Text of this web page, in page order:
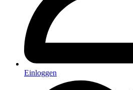
Einloggen